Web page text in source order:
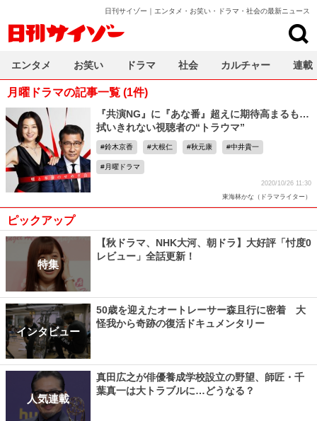
日刊サイゾー｜エンタメ・お笑い・ドラマ・社会の最新ニュース
月曜ドラマの記事一覧 (1件)
『共演NG』に『あな番』超えに期待高まるも…
拭いきれない視聴者の“トラウマ”
鈴木京香 大根仁 秋元康 中井貴一
月曜ドラマ
2020/10/26 11:30
東海林かな（ドラマライター）
ピックアップ
特集
【秋ドラマ、NHK大河、朝ドラ】大好評「忖度0
レビュー」全話更新！
インタビュー
50歳を迎えたオートレーサー森且行に密着 大
怪我から奇跡の復活ドキュメンタリー
人気連載
真田広之が俳優養成学校設立の野望、師匠・千
葉真一は大トラブルに…どうなる？
エンタメ お笑い ドラマ 社会 カルチャー 連載